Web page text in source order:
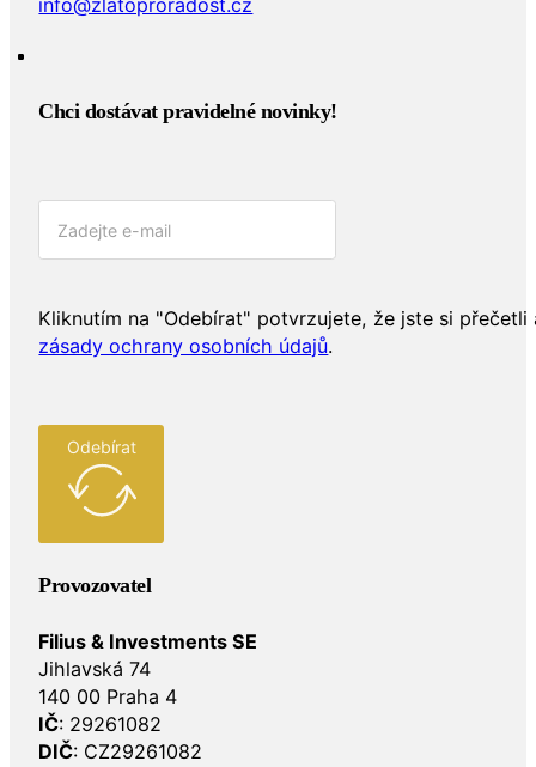
info@zlatoproradost.cz
Chci dostávat pravidelné novinky!​
Kliknutím na "Odebírat" potvrzujete, že jste si přečetli
zásady ochrany osobních údajů.
Odebírat
Provozovatel
Filius & Investments SE
Jihlavská 74
140 00 Praha 4
IČ: 29261082
DIČ: CZ29261082